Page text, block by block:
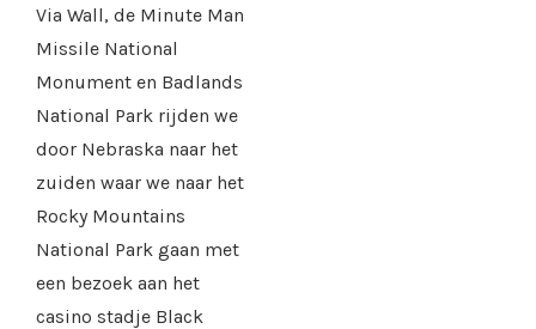
Via Wall, de Minute Man
Missile National
Monument en Badlands
National Park rijden we
door Nebraska naar het
zuiden waar we naar het
Rocky Mountains
National Park gaan met
een bezoek aan het
casino stadje Black